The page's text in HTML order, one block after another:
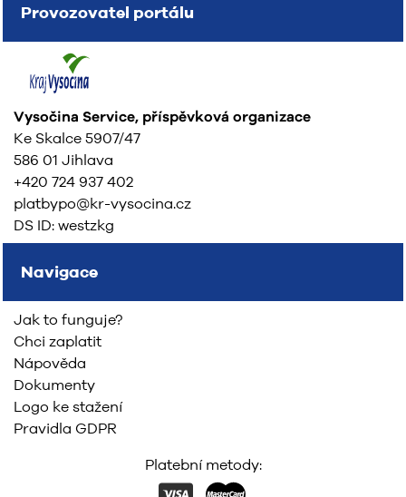
Provozovatel portálu
Vysočina Service, příspěvková organizace
Ke Skalce 5907/47
586 01 Jihlava
+420 724 937 402
platbypo@kr-vysocina.cz
DS ID: westzkg
Navigace
Jak to funguje?
Chci zaplatit
Nápověda
Dokumenty
Logo ke stažení
Pravidla GDPR
Platební metody: